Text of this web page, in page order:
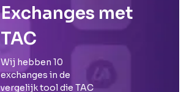
Exchanges met
TAC
Wij hebben 10
exchanges in de
vergelijk tool die TAC